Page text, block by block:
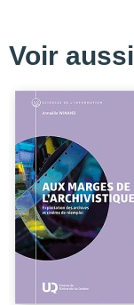
Voir aussi